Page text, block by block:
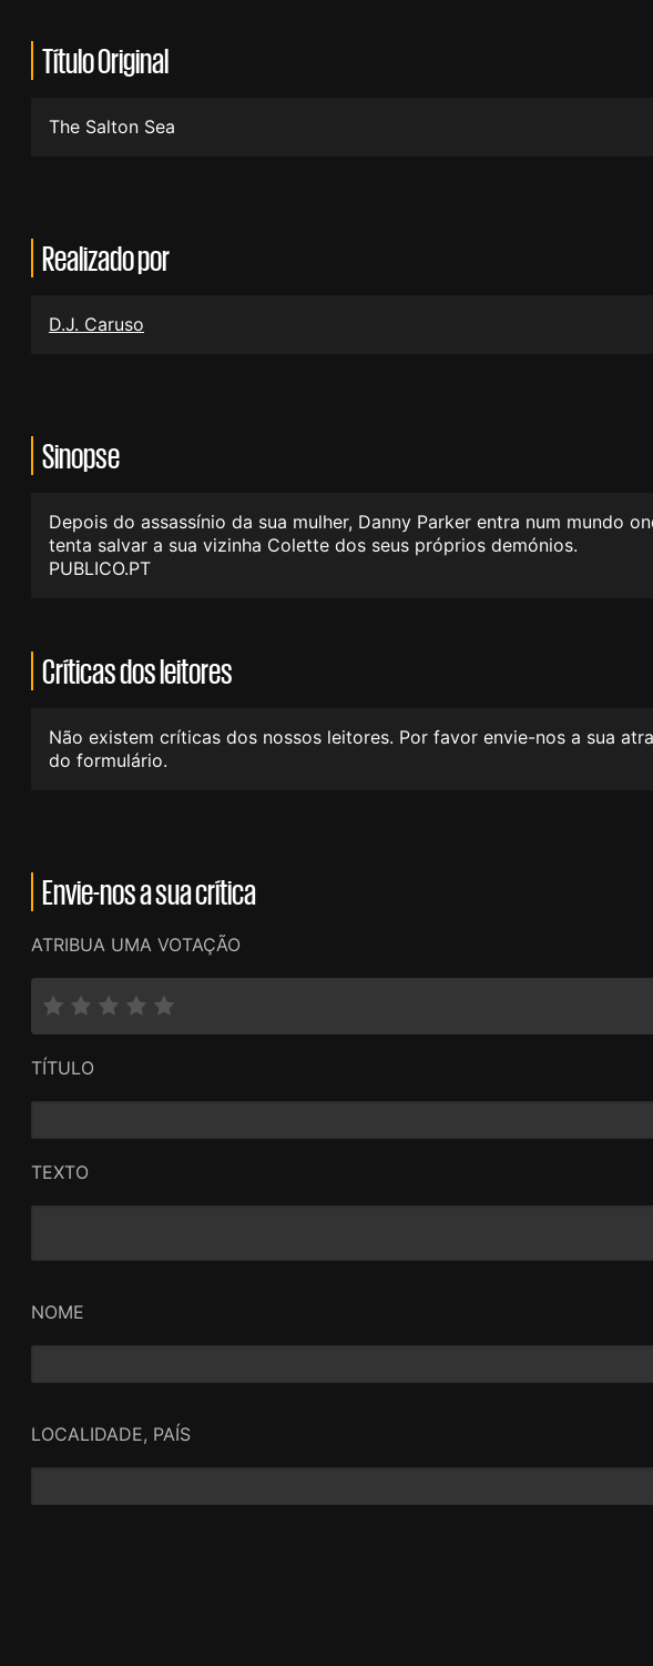
Título Original
The Salton Sea
Realizado por
D.J. Caruso
Sinopse
Depois do assassínio da sua mulher, Danny Parker entra num mundo
tenta salvar a sua vizinha Colette dos seus próprios demónios.
PUBLICO.PT
Críticas dos leitores
Não existem críticas dos nossos leitores. Por favor envie-nos a sua
do formulário.
Envie-nos a sua crítica
ATRIBUA UMA VOTAÇÃO
TÍTULO
TEXTO
NOME
LOCALIDADE, PAÍS